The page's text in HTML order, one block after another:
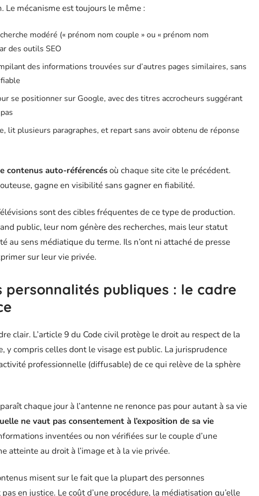
Le mécanisme est toujours le même :
modéré (« prénom nom couple » ou « prénom nom
des outils SEO
des informations trouvées sur d’autres pages similaires, sans
se positionner sur Google, avec des titres accrocheurs suggérant
lit plusieurs paragraphes, et repart sans avoir obtenu de réponse
contenus auto-référencésoù chaque site cite le précédent.
gagne en visibilité sans gagner en fiabilité.
sont des cibles fréquentes de ce type de production.
public, leur nom génère des recherches, mais leur statut
au sens médiatique du terme. Ils n’ont ni attaché de presse
sur leur vie privée.
personnalités publiques : le cadre
clair. L’article 9 du Code civil protège le droit au respect de la
y compris celles dont le visage est public. La jurisprudence
professionnelle (diffusable) de ce qui relève de la sphère
chaque jour à l’antenne ne renonce pas pour autant à sa vie
ne vaut pas consentement à l’exposition de sa vie
inventées ou non vérifiées sur le couple d’une
atteinte au droit à l’image et à la vie privée.
misent sur le fait que la plupart des personnes
en justice. Le coût d’une procédure, la médiatisation qu’elle